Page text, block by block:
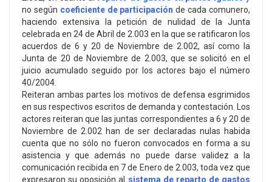
no según coeficiente de participación de cada comunero,
haciendo extensiva la petición de nulidad de la Junta
celebrada en 24 de Abril de 2.003 en la que se ratificaron los
acuerdos de 6 y 20 de Noviembre de 2.002, así como la
Junta de 20 de Noviembre de 2.003, que se solicitó en el
juicio acumulado seguido por los actores bajo el número
40/2004.
Reiteran ambas partes los motivos de defensa esgrimidos
en sus respectivos escritos de demanda y contestación. Los
actores reiteran que las juntas correspondientes a 6 y 20 de
Noviembre de 2.002 han de ser declaradas nulas habida
cuenta que no sólo no fueron convocados en forma a su
asistencia y que además no puede darse validez a la
comunicación recibida en 7 de Enero de 2.003, toda vez que
expresaron su oposición al sistema de reparto de gastos